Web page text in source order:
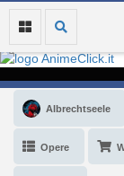
Albrechtseele
Opere